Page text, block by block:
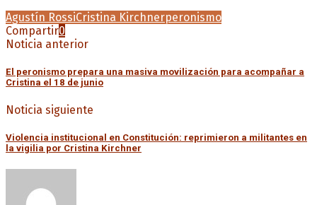
Agustín RossiCristina Kirchnerperonismo
Compartir0
Noticia anterior
El peronismo prepara una masiva movilización para acompañar a
Cristina el 18 de junio
Noticia siguiente
Violencia institucional en Constitución: reprimieron a militantes en
la vigilia por Cristina Kirchner